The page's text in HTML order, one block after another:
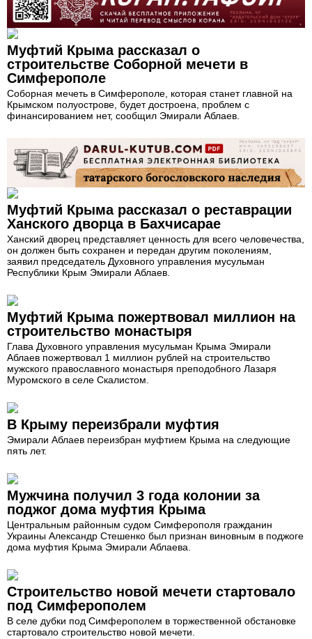
Муфтий Крыма рассказал о
строительстве Соборной мечети в
Симферополе
Соборная мечеть в Симферополе, которая станет главной на
Крымском полуострове, будет достроена, проблем с
финансированием нет, сообщил Эмирали Аблаев.
Муфтий Крыма рассказал о реставрации
Ханского дворца в Бахчисарае
Ханский дворец представляет ценность для всего человечества,
он должен быть сохранен и передан другим поколениям,
заявил председатель Духовного управления мусульман
Республики Крым Эмирали Аблаев.
Муфтий Крыма пожертвовал миллион на
строительство монастыря
Глава Духовного управления мусульман Крыма Эмирали
Аблаев пожертвовал 1 миллион рублей на строительство
мужского православного монастыря преподобного Лазаря
Муромского в селе Скалистом.
В Крыму переизбрали муфтия
Эмирали Аблаев переизбран муфтием Крыма на следующие
пять лет.
Мужчина получил 3 года колонии за
поджог дома муфтия Крыма
Центральным районным судом Симферополя гражданин
Украины Александр Стешенко был признан виновным в поджоге
дома муфтия Крыма Эмирали Аблаева.
Строительство новой мечети стартовало
под Симферополем
В селе дубки под Симферополем в торжественной обстановке
стартовало строительство новой мечети.